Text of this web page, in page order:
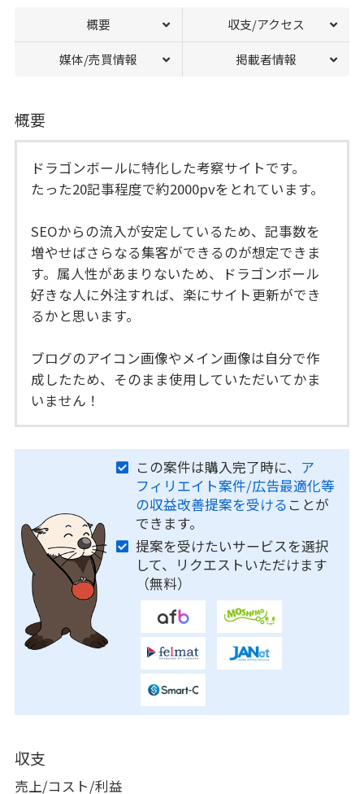
概要 収支/アクセス
媒体/売買情報 掲載者情報
概要
ドラゴンボールに特化した考察サイトです。
たった20記事程度で約2000pvをとれています。
SEOからの流入が安定しているため、記事数を
増やせばさらなる集客ができるのが想定できま
す。属人性があまりないため、ドラゴンボール
好きな人に外注すれば、楽にサイト更新ができ
るかと思います。
ブログのアイコン画像やメイン画像は自分で作
成したため、そのまま使用していただいてかま
いません！
この案件は購入完了時に、 ア
フィリエイト案件/広告最適化等
の収益改善提案を受ける ことが
できます。
提案を受けたいサービスを選択
して、リクエストいただけます
（無料）
収支
売上/コスト/利益